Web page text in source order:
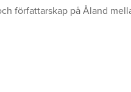
författarskap på Åland